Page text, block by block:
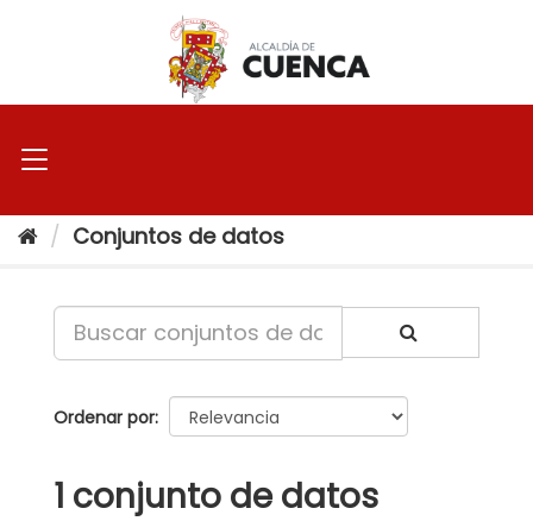
Conjuntos de datos
Ordenar por
1 conjunto de datos